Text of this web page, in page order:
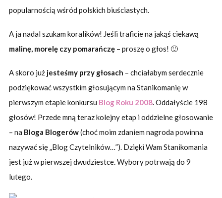
popularnością wśród polskich biuściastych.
A ja nadal szukam koralików! Jeśli traficie na jakąś ciekawą
malinę, morelę czy pomarańczę– proszę o głos! 🙂
A skoro już jesteśmy przy głosach – chciałabym serdecznie
podziękować wszystkim głosującym na Stanikomanię w
pierwszym etapie konkursu Blog Roku 2008. Oddałyście 198
głosów! Przede mną teraz kolejny etap i oddzielne głosowanie
– na Bloga Blogerów(choć moim zdaniem nagroda powinna
nazywać się „Blog Czytelników…”). Dzięki Wam Stanikomania
jest już w pierwszej dwudziestce. Wybory potrwają do 9
lutego.